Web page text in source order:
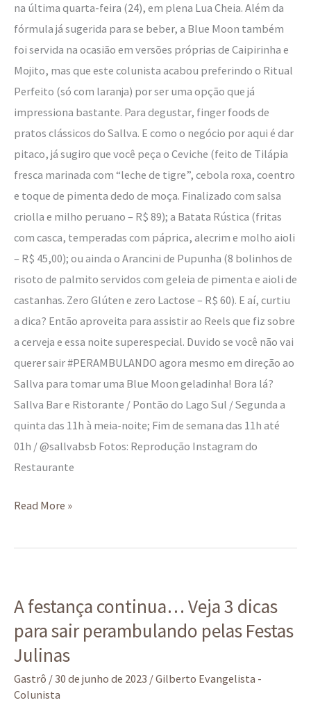
na última quarta-feira (24), em plena Lua Cheia. Além da
fórmula já sugerida para se beber, a Blue Moon também
foi servida na ocasião em versões próprias de Caipirinha e
Mojito, mas que este colunista acabou preferindo o Ritual
Perfeito (só com laranja) por ser uma opção que já
impressiona bastante. Para degustar, finger foods de
pratos clássicos do Sallva. E como o negócio por aqui é dar
pitaco, já sugiro que você peça o Ceviche (feito de Tilápia
fresca marinada com “leche de tigre”, cebola roxa, coentro
e toque de pimenta dedo de moça. Finalizado com salsa
criolla e milho peruano – R$ 89); a Batata Rústica (fritas
com casca, temperadas com páprica, alecrim e molho aioli
– R$ 45,00); ou ainda o Arancini de Pupunha (8 bolinhos de
risoto de palmito servidos com geleia de pimenta e aioli de
castanhas. Zero Glúten e zero Lactose – R$ 60). E aí, curtiu
a dica? Então aproveita para assistir ao Reels que fiz sobre
a cerveja e essa noite superespecial. Duvido se você não vai
querer sair #PERAMBULANDO agora mesmo em direção ao
Sallva para tomar uma Blue Moon geladinha! Bora lá?
Sallva Bar e Ristorante / Pontão do Lago Sul / Segunda a
quinta das 11h à meia-noite; Fim de semana das 11h até
01h / @sallvabsb Fotos: Reprodução Instagram do
Restaurante
Read More »
A festança continua… Veja 3 dicas
para sair perambulando pelas Festas
Julinas
Gastrô /30 de junho de 2023 /Gilberto Evangelista -
Colunista
festança
continua…
Veja
dicas